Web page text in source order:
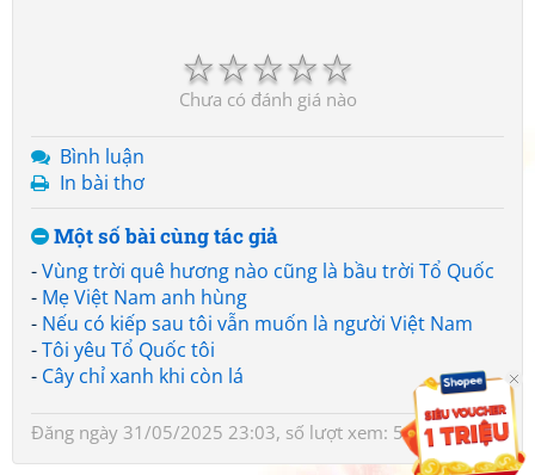
☆
☆
☆
☆
☆
Chưa có đánh giá nào
Bình luận
In bài thơ
Một số bài cùng tác giả
-Vùng trời quê hương nào cũng là bầu trời Tổ Quốc
- Mẹ Việt Nam anh hùng
- Nếu có kiếp sau tôi vẫn muốn là người Việt Nam
-Tôi yêu Tổ Quốc tôi
- Cây chỉ xanh khi còn lá
Đăng ngày 31/05/2025 23:03, số lượt xem: 504